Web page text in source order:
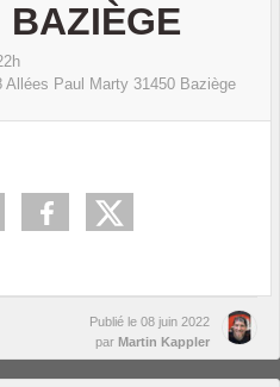
BAZIÈGE
Allées Paul Marty 31450 Baziège
Publié le 08 juin 2022
par Martin Kappler